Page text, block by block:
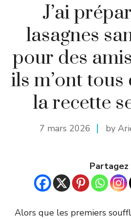
J’ai
lasagnes
pour des
ils m’ont
la recette
7 mars 2026 by
Partagez
Alors que les premiers